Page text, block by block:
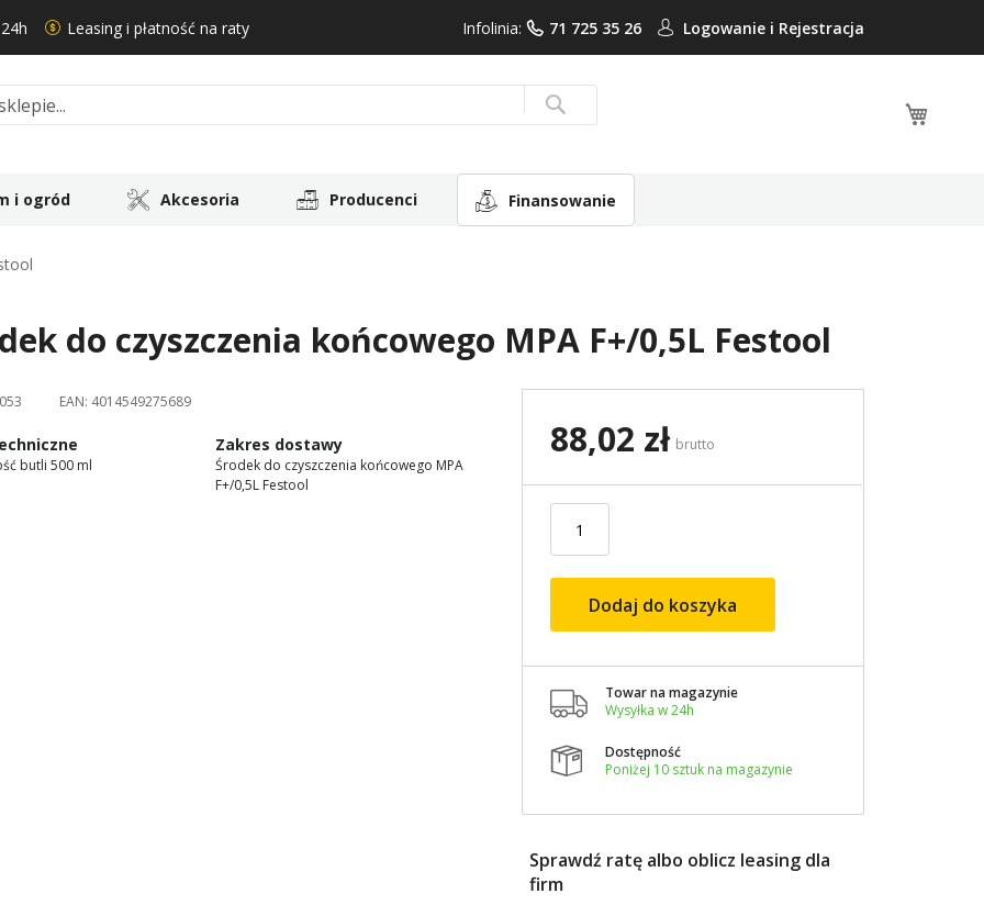
Leasing i płatność na raty Infolinia: 71 725 35 26 Logowanie i Rejestracja
Search
i ogród Akcesoria Producenci Finansowanie
do czyszczenia końcowego MPA F+/0,5L Festool
EAN: 4014549275689
butli 500 ml
Zakres dostawy
Środek do czyszczenia końcowego MPA
F+/0,5L Festool
88,02 zł brutto
Dodaj do koszyka

Towar na magazynie
Wysyłka w 24h

Dostępność
Poniżej 10 sztuk na magazynie
Sprawdź ratę albo oblicz leasing dla
firm